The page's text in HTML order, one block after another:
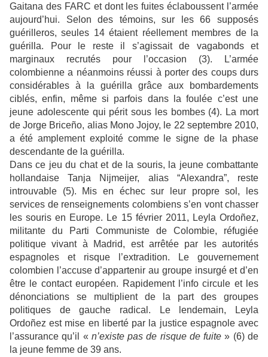
Gaitana des FARC et dont les fuites éclaboussent l’armée
aujourd’hui. Selon des témoins, sur les 66 supposés
guérilleros, seules 14 étaient réellement membres de la
guérilla. Pour le reste il s’agissait de vagabonds et
marginaux recrutés pour l’occasion (3). L’armée
colombienne a néanmoins réussi à porter des coups durs
considérables à la guérilla grâce aux bombardements
ciblés, enfin, même si parfois dans la foulée c’est une
jeune adolescente qui périt sous les bombes (4). La mort
de Jorge Briceño, alias Mono Jojoy, le 22 septembre 2010,
a été amplement exploité comme le signe de la phase
descendante de la guérilla.
Dans ce jeu du chat et de la souris, la jeune combattante
hollandaise Tanja Nijmeijer, alias “Alexandra”, reste
introuvable (5). Mis en échec sur leur propre sol, les
services de renseignements colombiens s’en vont chasser
les souris en Europe. Le 15 février 2011, Leyla Ordoñez,
militante du Parti Communiste de Colombie, réfugiée
politique vivant à Madrid, est arrêtée par les autorités
espagnoles et risque l’extradition. Le gouvernement
colombien l’accuse d’appartenir au groupe insurgé et d’en
être le contact européen. Rapidement l’info circule et les
dénonciations se multiplient de la part des groupes
politiques de gauche radical. Le lendemain, Leyla
Ordoñez est mise en liberté par la justice espagnole avec
l’assurance qu’il « n’existe pas de risque de fuite » (6) de
la jeune femme de 39 ans.